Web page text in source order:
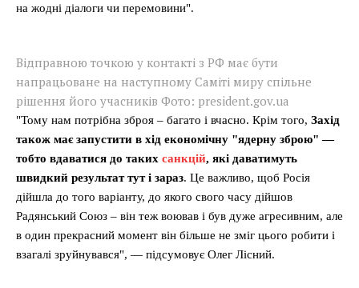
на жодні діалоги чи перемовини".
Відправною точкою у контакті з РФ має бути
напрацьоване на наступному Саміті миру спільне
рішення його учасників Фото: president.gov.ua
"Тому нам потрібна зброя – багато і вчасно. Крім того, Захід
також має запустити в хід економічну "ядерну зброю" —
тобто вдаватися до таких санкцій, які даватимуть
швидкий результат тут і зараз. Це важливо, щоб Росія
дійшла до того варіанту, до якого свого часу дійшов
Радянський Союз – він теж воював і був дуже агресивним, але
в один прекрасний момент він більше не зміг цього робити і
взагалі зруйнувався", — підсумовує Олег Лісний.